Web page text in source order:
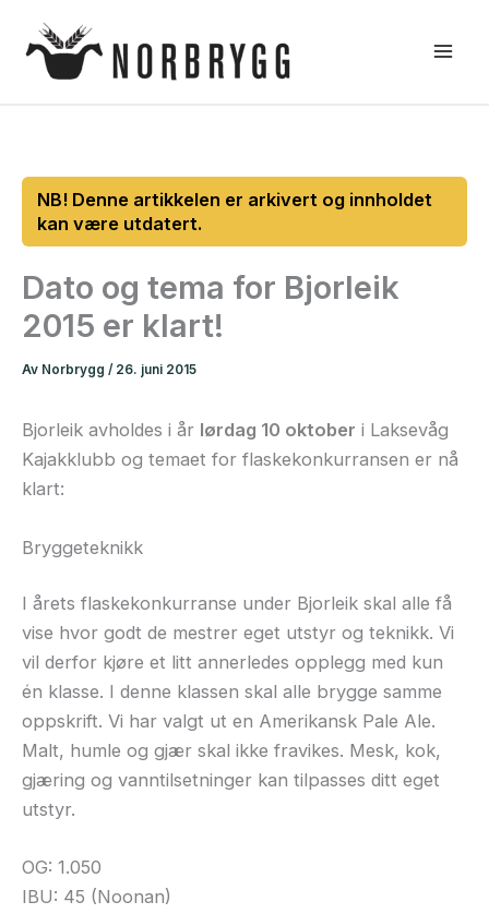
rett
Dato og tema for Bjorleik
2015 er klart!
Av Norbrygg / 26. juni 2015
Bjorleik avholdes i år lørdag 10 oktober i Laksevåg
Kajakklubb og temaet for flaskekonkurransen er nå
klart:
Bryggeteknikk
I årets flaskekonkurranse under Bjorleik skal alle få
vise hvor godt de mestrer eget utstyr og teknikk. Vi
vil derfor kjøre et litt annerledes opplegg med kun
én klasse. I denne klassen skal alle brygge samme
oppskrift. Vi har valgt ut en Amerikansk Pale Ale.
Malt, humle og gjær skal ikke fravikes. Mesk, kok,
gjæring og vanntilsetninger kan tilpasses ditt eget
utstyr.
OG: 1.050
IBU: 45 (Noonan)